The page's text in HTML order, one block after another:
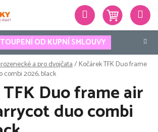
OD KUPNÍ SMLOUVY
Hledat
a pro dvojčata/Kočárek TFK Duo frame
combi 2026, black
Duo frame air
duo combi